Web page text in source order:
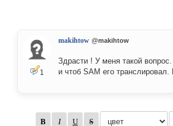
1
makihtow @makihtow
Здрасти ! У меня такой
и чтоб SAM его